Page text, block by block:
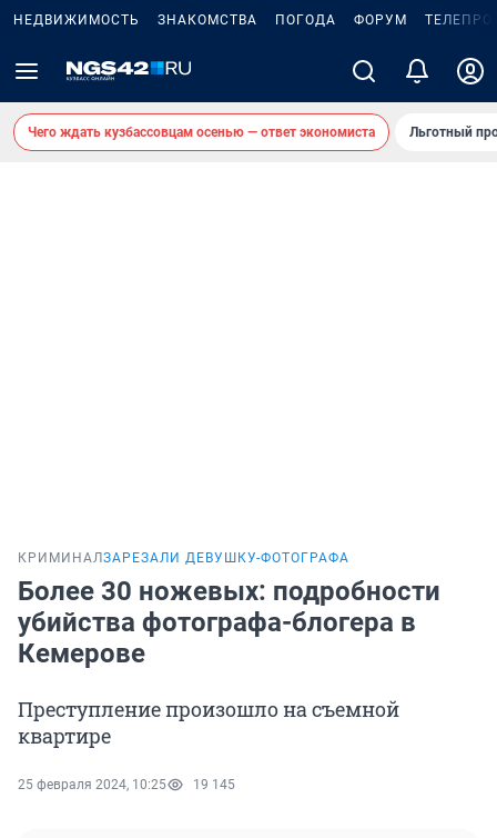
НЕДВИЖИМОСТЬ ЗНАКОМСТВА ПОГОДА ФОРУМ
Чего ждать кузбассовцам осенью — ответ экономиста Льготный
КРИМИНАЛЗАРЕЗАЛИ ДЕВУШКУ-ФОТОГРАФА
Более 30 ножевых: подробности
убийства фотографа-блогера в
Кемерове
Преступление произошло на съемной
квартире
25 февраля 2024, 10:25 19 145